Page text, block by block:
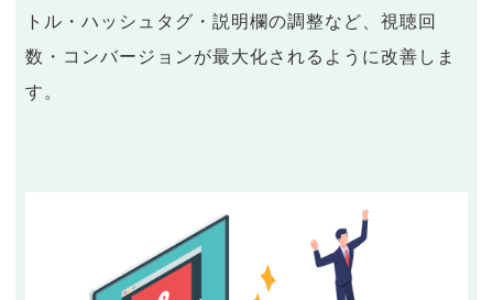
トル・ハッシュタグ・説明欄の調整など、視聴回
数・コンバージョンが最大化されるように改善しま
す。